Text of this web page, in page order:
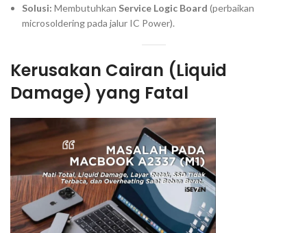
Solusi: Membutuhkan Service Logic Board (perbaikan
microsolderingpada jalur IC Power).
Kerusakan Cairan (Liquid
Damage) yang Fatal